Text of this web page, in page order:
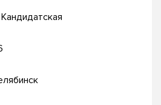
Кандидатская